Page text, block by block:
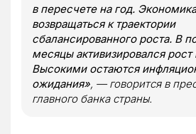
в пересчете на год.
возвращаться к траектории
сбалансированного роста. В
месяцы активизировался рост
Высокими остаются
ожидания», — говорится в
главного банка страны.